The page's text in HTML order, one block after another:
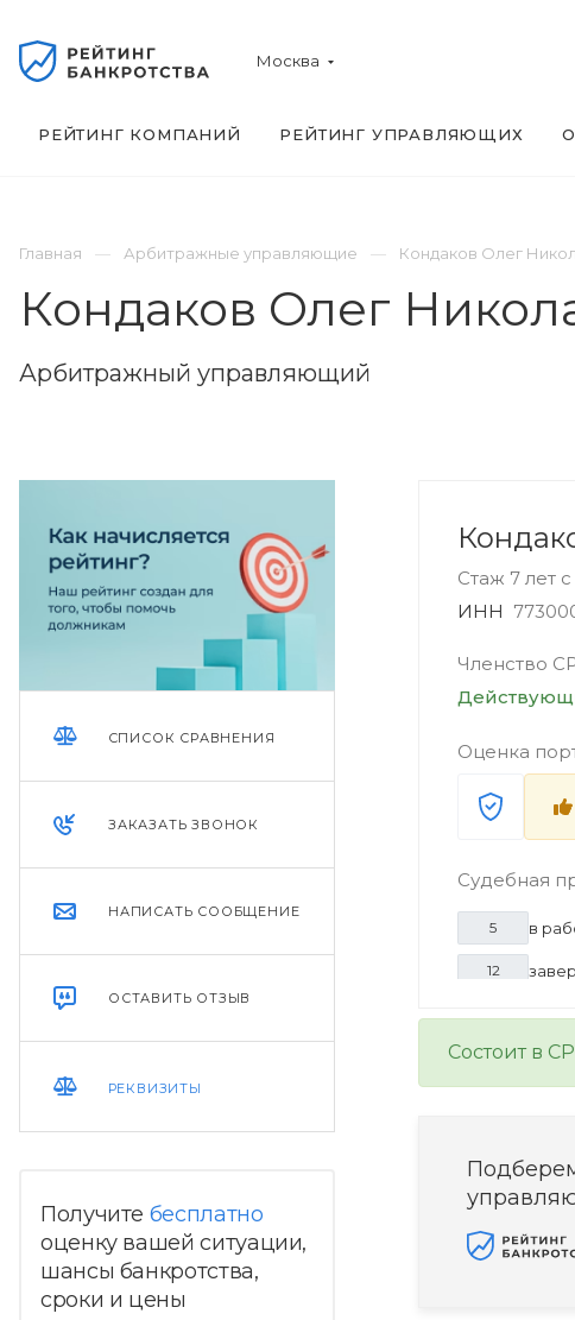
Москва
РЕЙТИНГ КОМПАНИЙ РЕЙТИНГ УПРАВЛЯЮЩИХ
Главная Арбитражные управляющие Кондаков Олег
Кондаков Олег
Арбитражный управляющий
СПИСОК СРАВНЕНИЯ
ЗАКАЗАТЬ ЗВОНОК
НАПИСАТЬ СООБЩЕНИЕ
ОСТАВИТЬ ОТЗЫВ
РЕКВИЗИТЫ
Получите бесплатно
оценку вашей ситуации,
шансы банкротства,
сроки и цены
Стаж 7 лет
ИНН
Членство
Оценка
Судебная
5 в
12
Состоит в